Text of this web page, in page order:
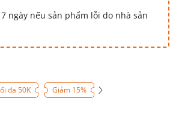
ngày nếu sản phẩm lỗi do nhà sản
đa 50K Giảm 15%